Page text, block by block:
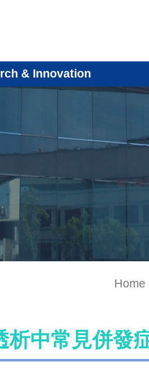
& Innovation
Home
析中常見併發